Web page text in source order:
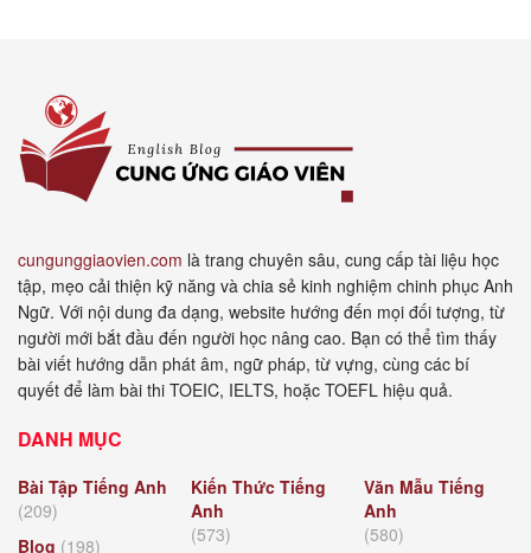
cungunggiaovien.com là trang chuyên sâu, cung cấp tài liệu học
tập, mẹo cải thiện kỹ năng và chia sẻ kinh nghiệm chinh phục Anh
Ngữ. Với nội dung đa dạng, website hướng đến mọi đối tượng, từ
người mới bắt đầu đến người học nâng cao. Bạn có thể tìm thấy
bài viết hướng dẫn phát âm, ngữ pháp, từ vựng, cùng các bí
quyết để làm bài thi TOEIC, IELTS, hoặc TOEFL hiệu quả.
DANH MỤC
Bài Tập Tiếng Anh
(209)
Blog (198)
Kiến Thức Tiếng
Anh
(573)
Văn Mẫu Tiếng
Anh
(580)